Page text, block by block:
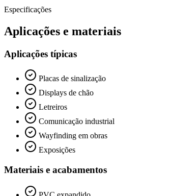
Especificações
Aplicações e materiais
Aplicações típicas
Placas de sinalização
Displays de chão
Letreiros
Comunicação industrial
Wayfinding em obras
Exposições
Materiais e acabamentos